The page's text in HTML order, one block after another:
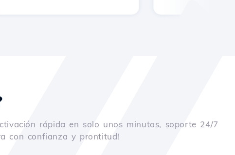
rápida en solo unos minutos, soporte 24/7
con confianza y prontitud!